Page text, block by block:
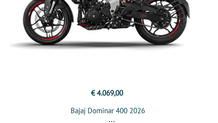
€ 4.069,00
Bajaj Dominar 400 2026